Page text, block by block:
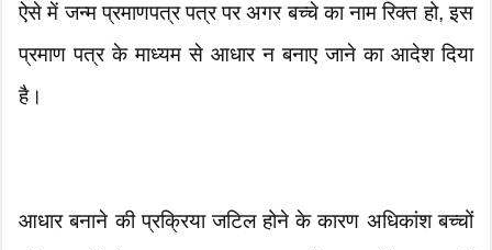
ऐसे में जन्म प्रमाणपत्र पत्र पर अगर बच्चे का नाम रिक्त हो, इस
प्रमाण पत्र के माध्यम से आधार न बनाए जाने का आदेश दिया
है।
आधार बनाने की प्रक्रिया जटिल होने के कारण अधिकांश बच्चों